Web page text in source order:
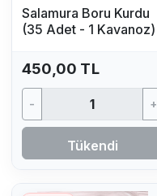
Salamura Boru Kurdu
(35 Adet - 1 Kavanoz)
450,00 TL
- +
Tükendi